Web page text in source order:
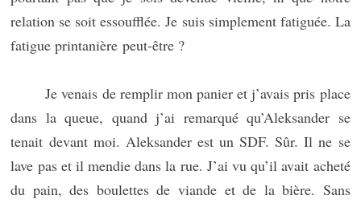
relation se soit essoufflée. Je suis simplement fatiguée. La
fatigue printanière peut-être ?
Je venais de remplir mon panier et j’avais pris place
dans la queue, quand j’ai remarqué qu’Aleksander se
tenait devant moi. Aleksander est un SDF. Sûr. Il ne se
lave pas et il mendie dans la rue. J’ai vu qu’il avait acheté
du pain, des boulettes de viande et de la bière. Sans